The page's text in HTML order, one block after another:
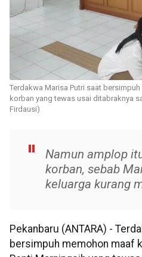
Terdakwa Marisa Putri saat
korban yang tewas usai ditabraknya
Firdausi)
Namun amplop
korban, sebab
keluarga kurang
Pekanbaru (ANTARA) -
bersimpuh memohon maaf